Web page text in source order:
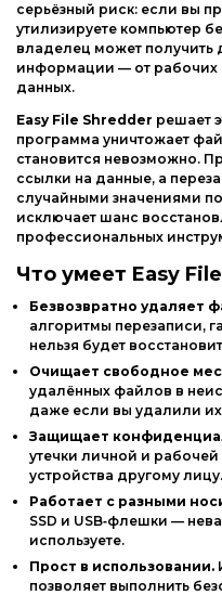
Игры
серьёзный риск: если вы
утилизируете компьютер
владелец может получить
информации — от рабочих
данных.
Easy File Shredder решает
программа уничтожает
становится невозможно.
ссылки на данные, а
случайными значениями по
исключает шанс
профессиональных
Что умеет Easy File
Безвозвратно удаляет
алгоритмы перезаписи,
нельзя будет
Очищает свободное
удалённых файлов в
даже если вы удалили их
Защищает
утечки личной и рабочей
устройства другому лицу.
Работает с разными
SSD и USB‑флешки —
используете.
Прост в использовании.
позволяет выполнить